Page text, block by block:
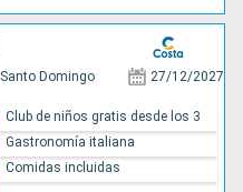
Santo Domingo 27/12/2027
Club de niños gratis desde los 3
Gastronomía italiana
Comidas incluidas